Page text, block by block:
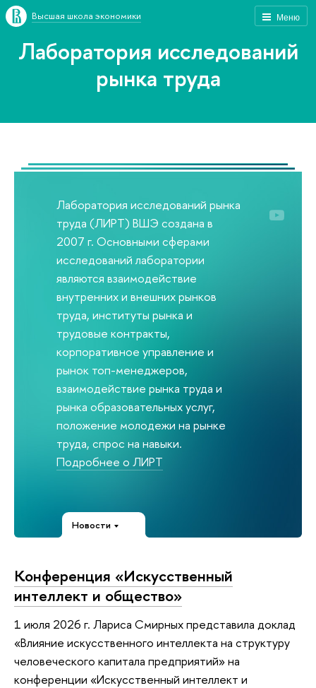
Меню
Высшая школа экономики
Лаборатория исследований
рынка труда
Лаборатория исследований рынка
труда (ЛИРТ) ВШЭ создана в
2007 г. Основными сферами
исследований лаборатории
являются взаимодействие
внутренних и внешних рынков
труда, институты рынка и
трудовые контракты,
корпоративное управление и
рынок топ-менеджеров,
взаимодействие рынка труда и
рынка образовательных услуг,
положение молодежи на рынке
труда, спрос на навыки.
Подробнее о ЛИРТ
Новости
Конференция «Искусственный
интеллект и общество»
1 июля 2026 г. Лариса Смирных представила доклад
«Влияние искусственного интеллекта на структуру
человеческого капитала предприятий» на
конференции «Искусственный интеллект и